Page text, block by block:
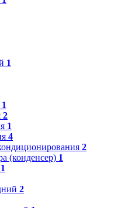
1
1
2
1
4
2
(конденсер) 1
1
2